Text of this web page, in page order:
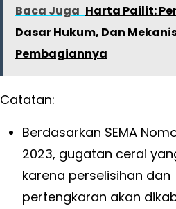
Baca Juga Harta Pailit:
Dasar Hukum, Dan
Pembagiannya
Catatan:
Berdasarkan SEMA
2023, gugatan cerai
karena perselisihan dan
pertengkaran akan